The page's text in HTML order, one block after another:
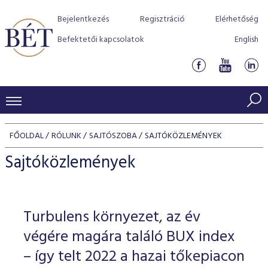
Bejelentkezés Regisztráció
Elérhetőség
Befektetői kapcsolatok
English
KERESKEDÉSI ADATOK
INDEXEK
Jelzáloglevél indexek
Vállalati kötvény indexek
Azonnali Piac
Részvények
Származékos piac
BEFEKTETŐK
Részvény szekció
Hitelpapír szekció
BÉT szabályzatok
Befektetővédelem
Alkalmazott díjstruktúra
Elszámolás
Részvény és vállalati kötvény tőzsdei bevezetését
program
BÉT Xtend - Részvénypiac egyszerűen
TŐZSDETAGOK
Tőzsdetagok, üzletkötők
VENDOROK
FŐOLDAL RÓLUNK SAJTÓSZOBA SAJTÓKÖZLEMÉNYEK
Sajtóközlemények
Turbulens környezet, az év
végére magára találó BUX index
– így telt 2022 a hazai tőkepiacon